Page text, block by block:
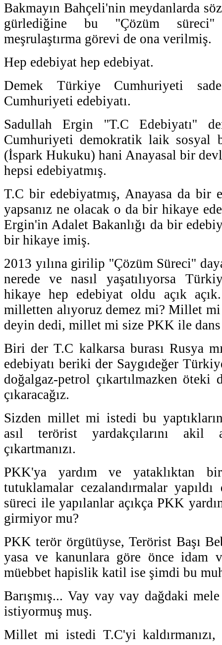
Bakmayın Bahçeli'nin meydanlarda
gürlediğine bu ''Çözüm süreci''
meşrulaştırma görevi de ona verilmiş.
Hep edebiyat hep edebiyat.
Demek Türkiye Cumhuriyeti
Cumhuriyeti edebiyatı.
Sadullah Ergin ''T.C Edebiyatı''
Cumhuriyeti demokratik laik sosyal
(İspark Hukuku) hani Anayasal bir
hepsi edebiyatmış.
T.C bir edebiyatmış, Anayasa da bir
yapsanız ne olacak o da bir hikaye
Ergin'in Adalet Bakanlığı da bir
bir hikaye imiş.
2013 yılına girilip ''Çözüm Süreci''
nerede ve nasıl yaşatılıyorsa
hikaye hep edebiyat oldu açık
milletten alıyoruz demez mi? Millet
deyin dedi, millet mi size PKK ile
Biri der T.C kalkarsa burası Rusya
edebiyatı beriki der Saygıdeğer
doğalgaz-petrol çıkartılmazken
çıkaracağız.
Sizden millet mi istedi bu
asıl terörist yardakçılarını akil
çıkartmanızı.
PKK'ya yardım ve yataklıktan
tutuklamalar cezalandırmalar
süreci ile yapılanlar açıkça PKK
girmiyor mu?
PKK terör örgütüyse, Terörist Başı
yasa ve kanunlara göre önce idam
müebbet hapislik katil ise şimdi bu
Barışmış... Vay vay vay dağdaki
istiyormuş muş.
Millet mi istedi T.C'yi